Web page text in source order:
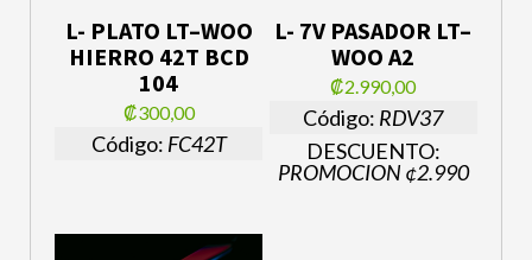
L- PLATO LT–WOO
HIERRO 42T BCD
104
₡300,00
Código: FC42T
L- 7V PASADOR LT–
WOO A2
₡2.990,00
Código: RDV37
DESCUENTO:
PROMOCION ¢2.990